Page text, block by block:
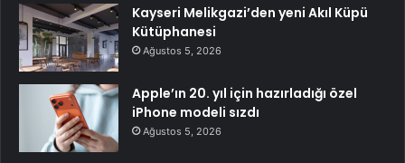
Kayseri Melikgazi’den yeni Akıl Küpü
Kütüphanesi
Ağustos 5, 2026
Apple’ın 20. yıl için hazırladığı özel
iPhone modeli sızdı
Ağustos 5, 2026